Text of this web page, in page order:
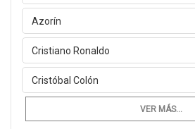
Azorín
Cristiano Ronaldo
Cristóbal Colón
VER MÁS...